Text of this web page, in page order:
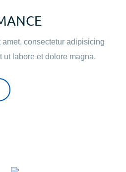
amet, consectetur adipisicing
ut labore et dolore magna.